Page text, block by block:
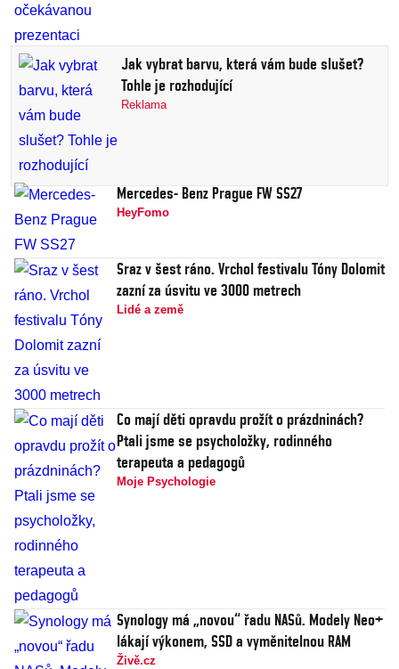
Jak vybrat barvu, která vám bude slušet?
Tohle je rozhodující
Reklama
Mercedes- Benz Prague FW SS27
HeyFomo
Sraz v šest ráno. Vrchol festivalu Tóny Dolomit
zazní za úsvitu ve 3000 metrech
Lidé a země
Co mají děti opravdu prožít o prázdninách?
Ptali jsme se psycholožky, rodinného
terapeuta a pedagogů
Moje Psychologie
Synology má „novou“ řadu NASů. Modely Neo+
lákají výkonem, SSD a vyměnitelnou RAM
Živě.cz